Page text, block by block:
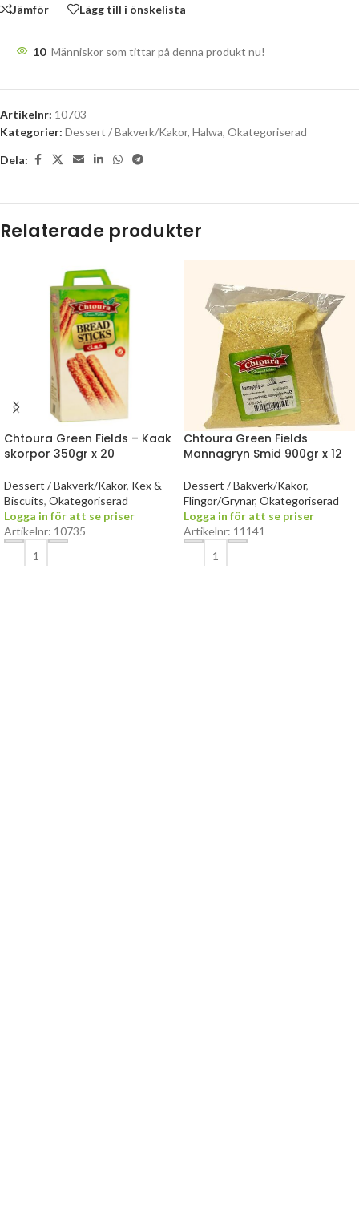
Jämför
Lägg till i önskelista
10 Människor som tittar på denna produkt nu!
Artikelnr: 10703
Kategorier: Dessert / Bakverk/Kakor, Halwa, Okategoriserad
Dela:
Relaterade produkter
Chtoura Green Fields – Kaak
skorpor 350gr x 20
Dessert / Bakverk/Kakor, Kex &
Biscuits, Okategoriserad
Logga in för att se priser
Artikelnr: 10735
Chtoura Green Fields
Mannagryn Smid 900gr x 12
Dessert / Bakverk/Kakor,
Flingor/Grynar, Okategoriserad
Logga in för att se priser
Artikelnr: 11141